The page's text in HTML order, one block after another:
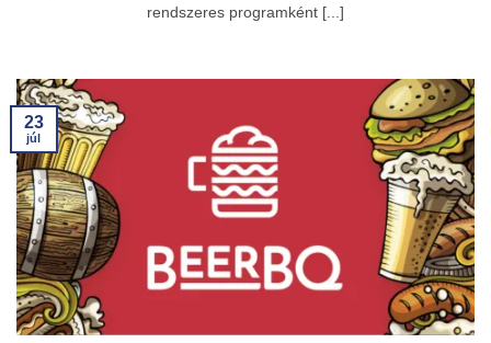
rendszeres programként [...]
23
júl